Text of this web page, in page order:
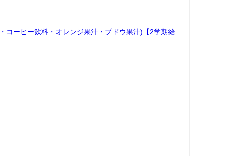
ーヒー飲料・オレンジ果汁・ブドウ果汁)【2学期給